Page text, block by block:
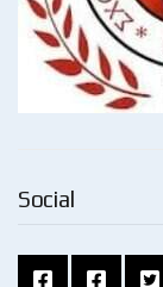
Social